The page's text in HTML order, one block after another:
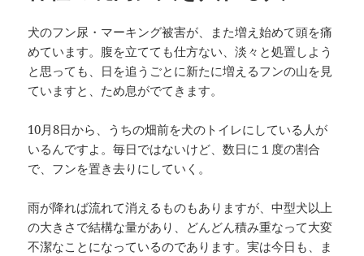
犬のフン尿・マーキング被害が、また増え始めて頭を痛
めています。腹を立てても仕方ない、淡々と処置しよう
と思っても、日を追うごとに新たに増えるフンの山を見
ていますと、ため息がでてきます。
10月8日から、うちの畑前を犬のトイレにしている人が
いるんですよ。毎日ではないけど、数日に１度の割合
で、フンを置き去りにしていく。
雨が降れば流れて消えるものもありますが、中型犬以上
の大きさで結構な量があり、どんどん積み重なって大変
不潔なことになっているのであります。実は今日も、ま